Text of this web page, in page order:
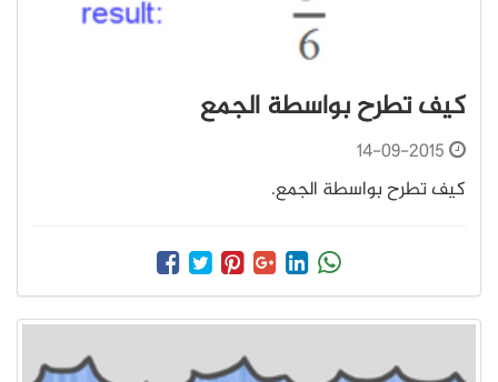
كيف تطرح بواسطة الجمع
14-09-2015
كيف تطرح بواسطة الجمع.